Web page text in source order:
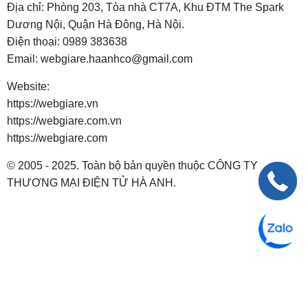
Địa chỉ: Phòng 203, Tòa nhà CT7A, Khu ĐTM The Spark
Dương Nội, Quận Hà Đông, Hà Nội.
Điện thoại: 0989 383638
Email: webgiare.haanhco@gmail.com
Website:
https://webgiare.vn
https://webgiare.com.vn
https://webgiare.com
© 2005 - 2025. Toàn bộ bản quyền thuộc CÔNG TY
THƯƠNG MẠI ĐIỆN TỬ HÀ ANH.